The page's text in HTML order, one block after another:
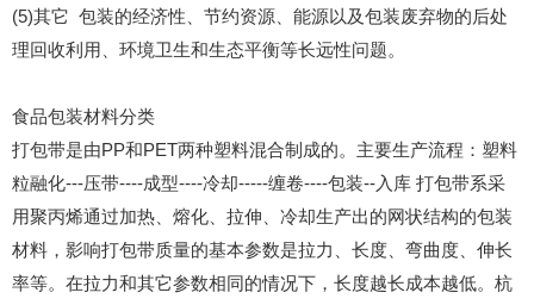
(5)其它 包装的经济性、节约资源、能源以及包装废弃物的后处
理回收利用、环境卫生和生态平衡等长远性问题。
食品包装材料分类
打包带是由PP和PET两种塑料混合制成的。主要生产流程：塑料
粒融化---压带----成型----冷却-----缠卷----包装--入库 打包带系采
用聚丙烯通过加热、熔化、拉伸、冷却生产出的网状结构的包装
材料，影响打包带质量的基本参数是拉力、长度、弯曲度、伸长
率等。在拉力和其它参数相同的情况下，长度越长成本越低。杭